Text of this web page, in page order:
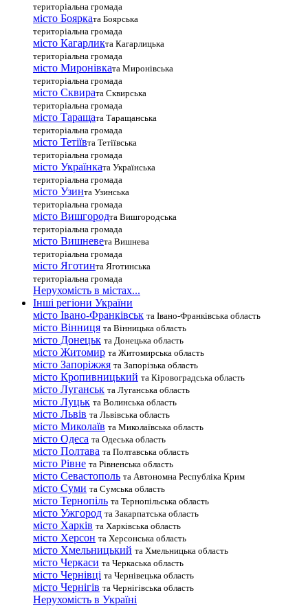
територіальна громада
місто Боярката Боярська
територіальна громада
місто Кагарликта Кагарлицька
територіальна громада
місто Миронівката Миронівська
територіальна громада
місто Сквирата Сквирська
територіальна громада
місто Таращата Таращанська
територіальна громада
місто Тетіївта Тетіївська
територіальна громада
місто Українката Українська
територіальна громада
місто Узинта Узинська
територіальна громада
місто Вишгородта Вишгородська
територіальна громада
місто Вишневета Вишнева
територіальна громада
місто Яготинта Яготинська
територіальна громада
Нерухомість в містах...
Інші регіони України
місто Івано-Франківськ та Івано-Франківська область
місто Вінниця та Вінницька область
місто Донецьк та Донецька область
місто Житомир та Житомирська область
місто Запоріжжя та Запорізька область
місто Кропивницький та Кіровоградська область
місто Луганськ та Луганська область
місто Луцьк та Волинська область
місто Львів та Львівська область
місто Миколаїв та Миколаївська область
місто Одеса та Одеська область
місто Полтава та Полтавська область
місто Рівне та Рівненська область
місто Севастополь та Автономна Республіка Крим
місто Суми та Сумська область
місто Тернопіль та Тернопільська область
місто Ужгород та Закарпатська область
місто Харків та Харківська область
місто Херсон та Херсонська область
місто Хмельницький та Хмельницька область
місто Черкаси та Черкаська область
місто Чернівці та Чернівецька область
місто Чернігів та Чернігівська область
Нерухомість в Україні